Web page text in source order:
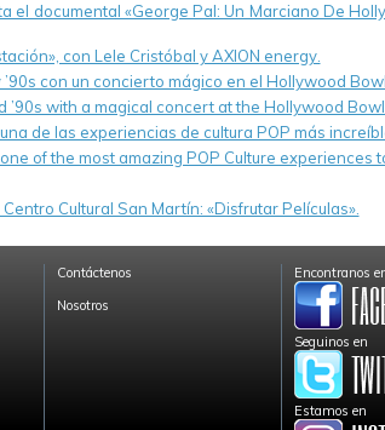
el documental «George Pal: Un Marciano De
con Lele Cristóbal y AXION energy.
con un concierto mágico en el Hollywood
’90s with a magical concert at the Hollywood
de las experiencias de cultura POP más
of the most amazing POP Culture experiences
Cultural San Martín: «Disfrutar Películas».
Contáctenos
Nosotros
Encontranos
Seguinos en
Estamos en